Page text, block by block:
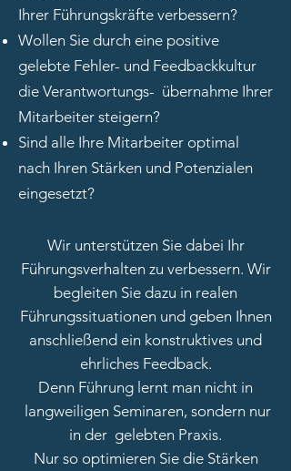
Ihrer Führungskräfte verbessern?
Wollen Sie durch eine positive
gelebte Fehler- und Feedbackkultur
die Verantwortungs- übernahme Ihrer
Mitarbeiter steigern?
Sind alle Ihre Mitarbeiter optimal
nach Ihren Stärken und Potenzialen
eingesetzt?
Wir unterstützen Sie dabei Ihr
Führungsverhalten zu verbessern. Wir
begleiten Sie dazu in realen
Führungssituationen und geben Ihnen
anschließend ein konstruktives und
ehrliches Feedback.
Denn Führung lernt man nicht in
langweiligen Seminaren, sondern nur
in der gelebten Praxis.
Nur so optimieren Sie die Stärken